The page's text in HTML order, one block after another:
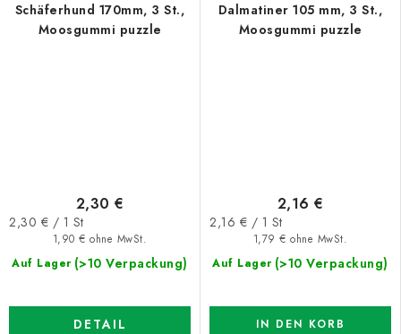
Schäferhund 170mm, 3 St.,
Moosgummi puzzle
Auf Lager (>10 Verpackung)
1,90 € ohne MwSt.
2,30 €
Verkaufspreis:
2,30 € / 1 St
DETAIL
Dalmatiner 105 mm, 3 St.,
Moosgummi puzzle
Auf Lager (>10 Verpackung)
1,79 € ohne MwSt.
2,16 €
Verkaufspreis:
2,16 € / 1 St
IN DEN KORB